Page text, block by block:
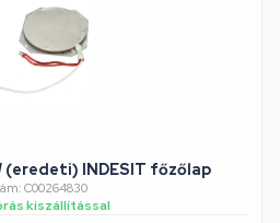
(eredeti) INDESIT főzőlap
C00264830
kiszállítással